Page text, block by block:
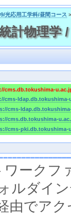
光応用工学科/昼間コース >
計物理
cms.db.tokushima-
cms-ldap.db.tokushima-
cms-
cms.db.tokushima-
cms-pki.db.tokushima-
ワーク
ルダイ
由でア